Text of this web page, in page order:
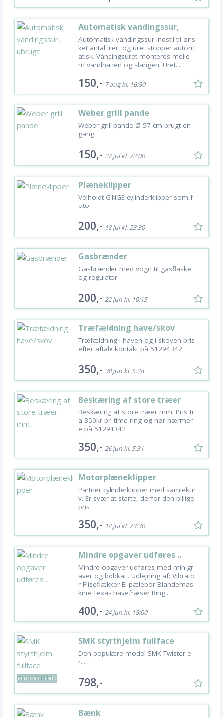
Automatisk vandingssur,
ubrugt
Automatisk vandingssur Indstil til øns
ket antal liter, og uret stopper autom
atisk. Vandingsuret monteres melle
m vandhanen og slangen. Uret...
150,- 7 aug kl. 16:50
Weber grill pande
Weber grill pande Ø 57 cm brugt en
gang
150,- 22 jul kl. 22:00
Plæneklipper
Velholdt GINGE cylinderklipper som f
oto
200,- 18 jul kl. 23:30
Gasbrænder
Gasbrænder med vogn til gasflaske
og regulator.
200,- 22 jun kl. 10:15
Træfældning have/skov
Træfældning i haven og i skoven pris
efter aftale kontakt på 51294342
350,- 30 jun kl. 5:28
Beskæring af store træer
mm.
Beskæring af store træer mm. Pris fr
a 350kr pr. time ring og hør nærmer
e på 51294342
350,- 26 jun kl. 5:31
Motorplæneklipper
Partner cylinderklipper med samlekur
v. Er svær at starte, derfor den billige
pris
350,- 18 jul kl. 23:30
Mindre opgaver udføres ..
Mindre opgaver udføres med minigr
aver og bobkat.. Udlejning af: Vibrato
r Fliseflækker El-pælebor Blandemas
kine Texas havefræser Ring...
400,- 24 jun kl. 15:00
ET LOKALT TILBUD
SMK styrthjelm fullface
m/solbrille
Den populære model SMK Twister e
r...
798,-
Bænk